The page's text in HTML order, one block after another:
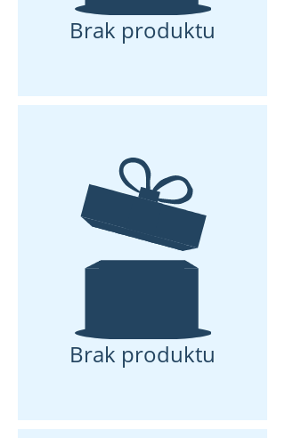
Brak produktu
Brak produktu